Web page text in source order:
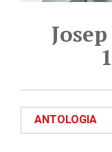
ANTOLOGIA